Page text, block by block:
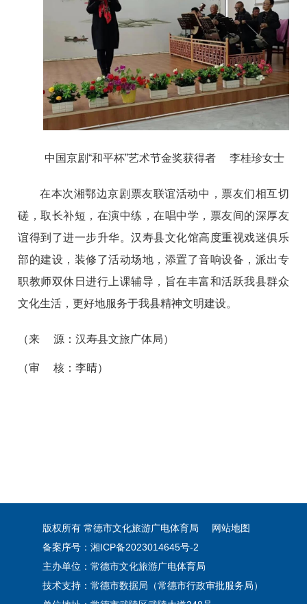
中国京剧“和平杯”艺术节金奖获得者 李桂珍女士
在本次湘鄂边京剧票友联谊活动中，票友们相互切
磋，取长补短，在演中练，在唱中学，票友间的深厚友
谊得到了进一步升华。汉寿县文化馆高度重视戏迷俱乐
部的建设，装修了活动场地，添置了音响设备，派出专
职教师双休日进行上课辅导，旨在丰富和活跃我县群众
文化生活，更好地服务于我县精神文明建设。
（来 源：汉寿县文旅广体局）
（审 核：李晴）
版权所有 常德市文化旅游广电体育局
网站地图
备案序号：湘ICP备2023014645号-2
主办单位：常德市文化旅游广电体育局
技术支持：常德市数据局（常德市行政审批服务局）